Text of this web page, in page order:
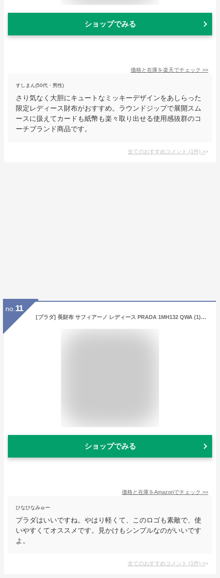
ショップでみる
価格と在庫を楽天でチェック >>
すしまん(50代・男性)
さり気なく大胆にキュートなミッキーデザインをあしらった
限定レディース財布がおすすめ。ラウンドジップで展開スム
ースに扱えてカードも紙幣も楽々取り出せる使用感抜群のコ
ーチブランド商品です。
全てのおすすめコメント (1件) >
no. 11
[プラダ] 長財布 サフィアーノ レディース PRADA 1MH132 QWA (1)NERO(F0002) ブラック [並行輸入品]
ショップでみる
価格と在庫をAmazonでチェック >>
ひなひなみゅー
プラダはいいですね。やはり軽くて、このロゴも素敵で、使
いやすくてオススメです。見かけもシンプルなのがいいです
よ。
全てのおすすめコメント (1件) >